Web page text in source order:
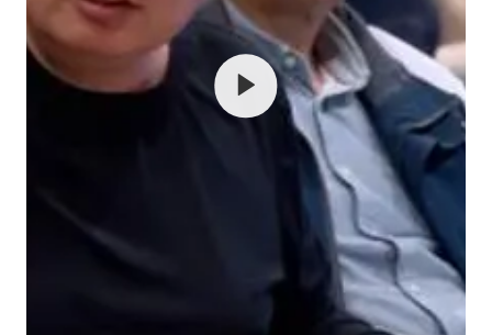
唐田赛前发布会上引用《孙子兵法》
台当局重金为“台独”织“皇帝新衣”
检测列车撞人致11死2伤 涉事单位被罚
商场现钱学森巨幅海报 负责人回应
乐享全民健身 共筑健康中国